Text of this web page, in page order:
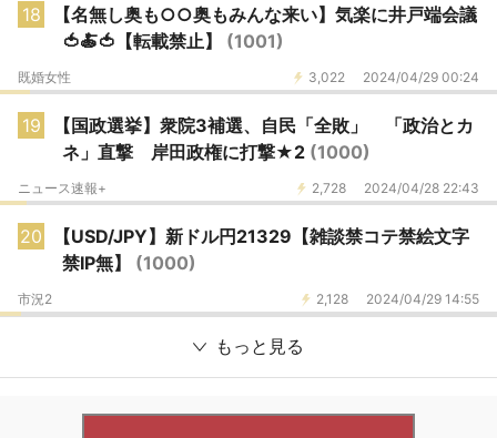
18
【名無し奥も○○奥もみんな来い】気楽に井戸端会議
🍅🍝🍅【転載禁止】 (1001)
3,022 2024/04/29 00:24
既婚女性
19
【国政選挙】衆院3補選、自民「全敗」 「政治とカ
ネ」直撃 岸田政権に打撃★2 (1000)
2,728 2024/04/28 22:43
ニュース速報+
20
【USD/JPY】新ドル円21329【雑談禁コテ禁絵文字
禁IP無】 (1000)
2,128 2024/04/29 14:55
市況2
もっと見る